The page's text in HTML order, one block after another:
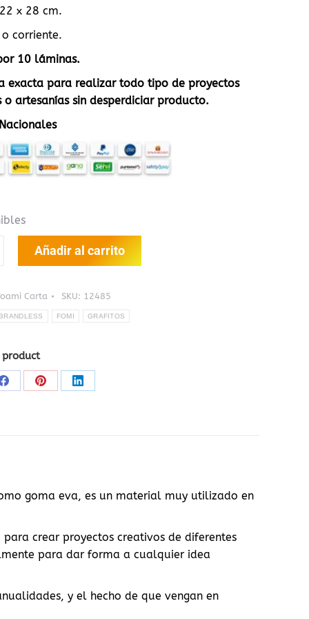
x 28 cm.
corriente.
10 láminas.
exacta para realizar todo tipo de proyectos
o artesanías sin desperdiciar producto.
Añadir al carrito
Carta SKU: 12485
FOMI GRAFITOS
Share Share Share
goma eva, es un material muy utilizado en
crear proyectos creativos de diferentes
para dar forma a cualquier idea
y el hecho de que vengan en